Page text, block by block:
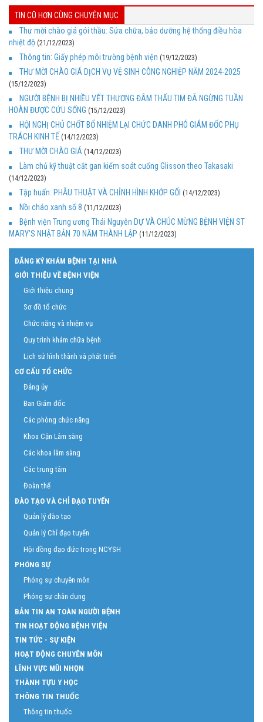
TIN CŨ HƠN CÙNG CHUYÊN MỤC
Thư mời chào giá gói thầu: Sửa chữa, bảo dưỡng hệ thống điều hòa
nhiệt độ (21/12/2023)
Thông tin: Giấy phép môi trường bệnh viện (19/12/2023)
THƯ MỜI CHÀO GIÁ DỊCH VỤ VỆ SINH CÔNG NGHIỆP NĂM 2024-2025
(15/12/2023)
NGƯỜI BỆNH BỊ NHIỀU VẾT THƯƠNG ĐÂM THẤU TIM ĐÃ NGỪNG TUẦN
HOÀN ĐƯỢC CỨU SỐNG (15/12/2023)
HỘI NGHỊ CHỦ CHỐT BỔ NHIỆM LẠI CHỨC DANH PHÓ GIÁM ĐỐC PHỤ
TRÁCH KINH TẾ (14/12/2023)
THƯ MỜI CHÀO GIÁ (14/12/2023)
Làm chủ kỹ thuật cắt gan kiểm soát cuống Glisson theo Takasaki
(14/12/2023)
Tập huấn: PHẪU THUẬT VÀ CHỈNH HÌNH KHỚP GỐI (14/12/2023)
Nồi cháo xanh số 8 (11/12/2023)
Bệnh viện Trung ương Thái Nguyên DỰ VÀ CHÚC MỪNG BỆNH VIỆN ST
MARY’S NHẬT BẢN 70 NĂM THÀNH LẬP (11/12/2023)
ĐĂNG KÝ KHÁM BỆNH TẠI NHÀ
GIỚI THIỆU VỀ BỆNH VIỆN
Giới thiệu chung
Sơ đồ tổ chức
Chức năng và nhiệm vụ
Quy trình khám chữa bệnh
Lịch sử hình thành và phát triển
CƠ CẤU TỔ CHỨC
Đảng ủy
Ban Giám đốc
Các phòng chức năng
Khoa Cận Lâm sàng
Các khoa lâm sàng
Các trung tâm
Đoàn thể
ĐÀO TẠO VÀ CHỈ ĐẠO TUYẾN
Quản lý đào tạo
Quản lý Chỉ đạo tuyến
Hội đồng đạo đức trong NCYSH
PHÓNG SỰ
Phóng sự chuyên môn
Phóng sự chân dung
BẢN TIN AN TOÀN NGƯỜI BỆNH
TIN HOẠT ĐỘNG BỆNH VIỆN
TIN TỨC - SỰ KIỆN
HOẠT ĐỘNG CHUYÊN MÔN
LĨNH VỰC MŨI NHỌN
THÀNH TỰU Y HỌC
THÔNG TIN THUỐC
Thông tin thuốc